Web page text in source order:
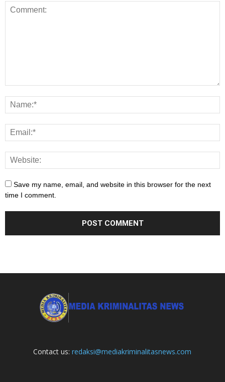
Save my name, email, and website in this browser for the next
time I comment.
Contact us:redaksi@mediakriminalitasnews.com